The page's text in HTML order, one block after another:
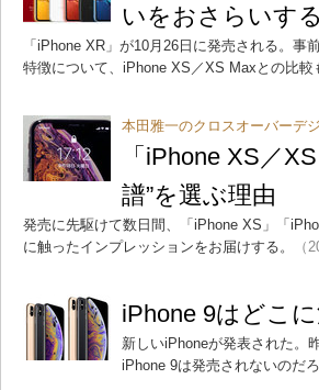
いをおさらいする
「iPhone XR」が10月26日に発売される。
特徴について、iPhone XS／XS Maxとの比
本田雅一のクロスオーバーデ
「iPhone XS／
譜”を選ぶ理由
発売に先駆けて数日間、「iPhone XS」「
に触ったインプレッションをお届けする。
（
iPhone 9はどこ
新しいiPhoneが発表された。
iPhone 9は発売されないのだろ